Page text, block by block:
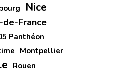
Nice
de-France
Panthéon
Montpellier
Rouen